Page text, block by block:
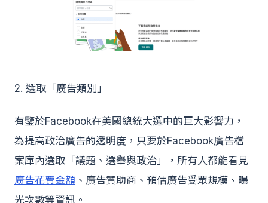
2. 選取「廣告類別」
有鑒於Facebook在美國總統大選中的巨大影響力，
為提高政治廣告的透明度，只要於Facebook廣告檔
案庫內選取「議題、選舉與政治」，所有人都能看見
廣告花費金額 、廣告贊助商、預估廣告受眾規模、曝
光次數等資訊。